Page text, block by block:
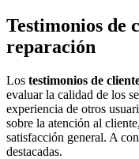
Testimonios de
reparación
Los testimonios de
evaluar la calidad de los
experiencia de otros
sobre la atención al
satisfacción general. A
destacadas.